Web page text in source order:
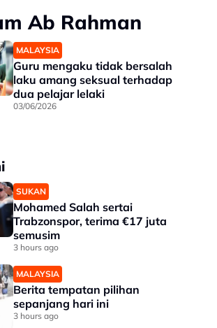
Ab Rahman
MALAYSIA
Guru mengaku tidak bersalah
laku amang seksual terhadap
dua pelajar lelaki
03/06/2026
SUKAN
Mohamed Salah sertai
Trabzonspor, terima €17 juta
semusim
3 hours ago
MALAYSIA
Berita tempatan pilihan
sepanjang hari ini
3 hours ago